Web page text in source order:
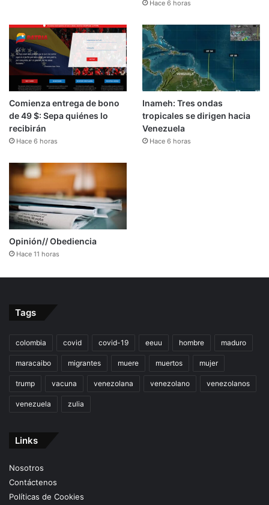
Hace 6 horas
Comienza entrega de bono
de 49 $: Sepa quiénes lo
recibirán
Hace 6 horas
Inameh: Tres ondas
tropicales se dirigen hacia
Venezuela
Hace 6 horas
Opinión// Obediencia
Hace 11 horas
Tags
colombia covid covid-19 eeuu hombre maduro
maracaibo migrantes muere muertos mujer
trump vacuna venezolana venezolano venezolanos
venezuela zulia
Links
Nosotros
Contáctenos
Políticas de Cookies